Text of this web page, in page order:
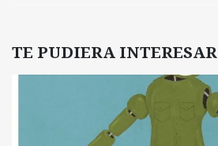
TE PUDIERA INTERESAR